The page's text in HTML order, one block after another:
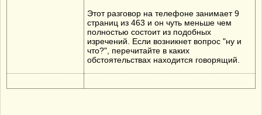
Этот разговор на телефоне занимает 9
страниц из 463 и он чуть меньше чем
полностью состоит из подобных
изречений. Если возникнет вопрос "ну и
что?", перечитайте в каких
обстоятельствах находится говорящий.